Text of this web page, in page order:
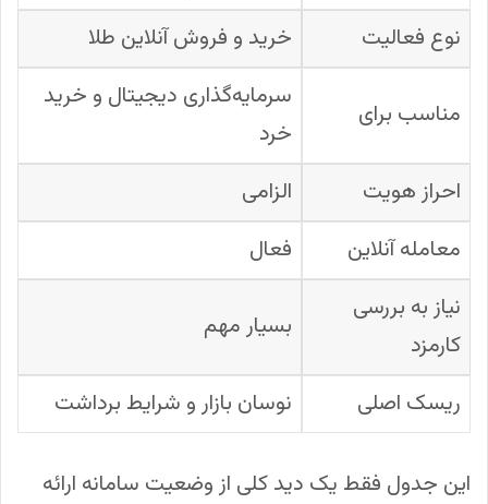
نوع فعالیت
خرید و فروش آنلاین طلا
مناسب برای
سرمایه‌گذاری دیجیتال و خرید
خرد
احراز هویت
الزامی
معامله آنلاین
فعال
نیاز به بررسی
کارمزد
بسیار مهم
ریسک اصلی نوسان بازار و شرایط برداشت
این جدول فقط یک دید کلی از وضعیت سامانه ارائه